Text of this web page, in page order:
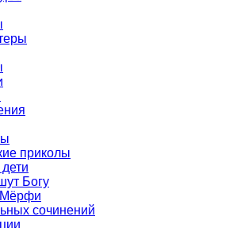
приколы
Богу
сочинений